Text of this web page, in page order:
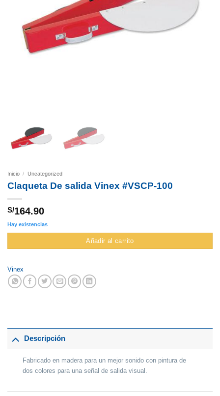
Inicio / Uncategorized
Claqueta De salida Vinex #VSCP-100
S/164.90
Hay existencias
Añadir al carrito
Vinex
Descripción
Fabricado en madera para un mejor sonido con pintura de
dos colores para una señal de salida visual.